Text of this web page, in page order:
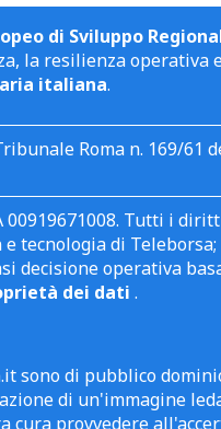
di Sviluppo
la resilienza
italiana.
Roma n. 169/61
00919671008. Tutti i
tecnologia di
decisione operativa
dei dati .
sono di pubblico
di un'immagine
cura provvedere